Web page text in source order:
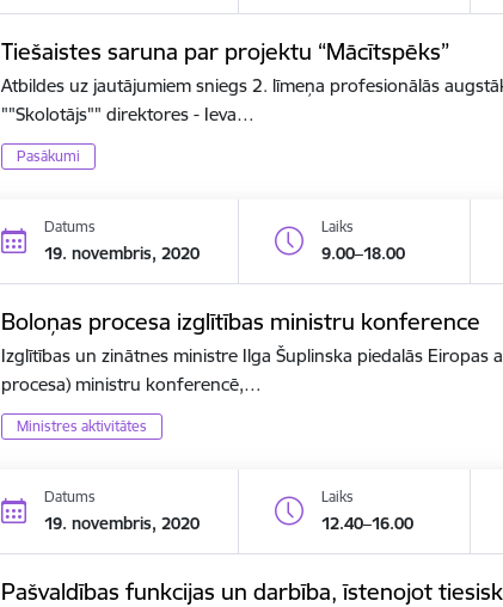
Tiešaistes saruna par projektu “Mācītspēks”
Atbildes uz jautājumiem sniegs 2. līmeņa profesionālās
""Skolotājs"" direktores - Ieva…
Pasākumi
Datums
19. novembris, 2020
Laiks
9.00–18.00
Boloņas procesa izglītības ministru konference
Izglītības un zinātnes ministre Ilga Šuplinska piedalās Eiropas
procesa) ministru konferencē,…
Ministres aktivitātes
Datums
19. novembris, 2020
Laiks
12.40–16.00
Pašvaldības funkcijas un darbība, īstenojot